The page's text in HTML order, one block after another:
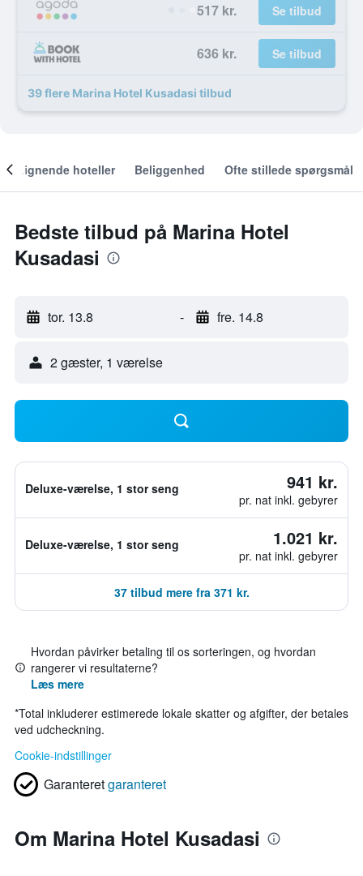
517 kr. Se tilbud
636 kr. Se tilbud
39 flere Marina Hotel Kusadasi tilbud
Lignende hoteller Beliggenhed Ofte stillede spørgsmål
Bedste tilbud på Marina Hotel
Kusadasi
tor. 13.8 - fre. 14.8
2 gæster, 1 værelse
Deluxe-værelse, 1 stor seng 941 kr.
pr. nat inkl. gebyrer
Deluxe-værelse, 1 stor seng 1.021 kr.
pr. nat inkl. gebyrer
37 tilbud mere fra 371 kr.
Hvordan påvirker betaling til os sorteringen, og hvordan
rangerer vi resultaterne?
Læs mere
*Total inkluderer estimerede lokale skatter og afgifter, der betales
ved udcheckning.
Cookie-indstillinger
Garanteretgaranteret
Om Marina Hotel Kusadasi